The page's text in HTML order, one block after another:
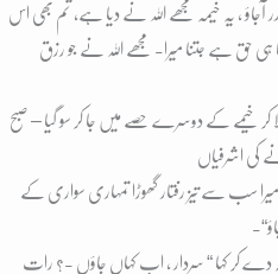
، یہ خیمہ مجھے اللہ نے دیا ہے، تم بھی اس
ہی حق ہے جتنا میرا- مجھے اللہ نے جو رزق
کر خیمے کے دوسرے حصے میں جا کر سو گیا – صبح
کی اشرفیاں
میرا سب سے تیز رفتار گھوڑا تمہاری سواری کے
کر کہا “ سردار ، اب کہاں جاؤں -؟ رات